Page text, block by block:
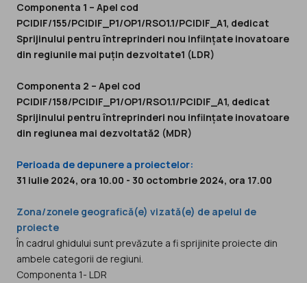
Componenta 1 – Apel cod
PCIDIF/155/PCIDIF_P1/OP1/RSO1.1/PCIDIF_A1, dedicat
Sprijinului pentru întreprinderi nou inființate inovatoare
din regiunile mai puțin dezvoltate1 (LDR)
Componenta 2 – Apel cod
PCIDIF/158/PCIDIF_P1/OP1/RSO1.1/PCIDIF_A1, dedicat
Sprijinului pentru întreprinderi nou inființate inovatoare
din regiunea mai dezvoltată2 (MDR)
Perioada de depunere a proiectelor:
31 iulie 2024, ora 10.00 - 30 octombrie 2024, ora 17.00
Zona/zonele geografică(e) vizată(e) de apelul de
proiecte
În cadrul ghidului sunt prevăzute a fi sprijinite proiecte din
ambele categorii de regiuni.
Componenta 1- LDR